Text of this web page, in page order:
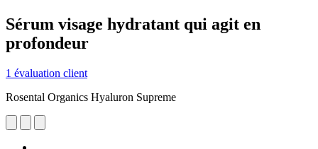
Sérum visage hydratant qui agit en
profondeur
1 évaluation client
Rosental Organics Hyaluron Supreme